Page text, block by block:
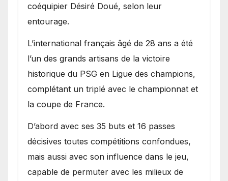
coéquipier Désiré Doué, selon leur
entourage.
L’international français âgé de 28 ans a été
l’un des grands artisans de la victoire
historique du PSG en Ligue des champions,
complétant un triplé avec le championnat et
la coupe de France.
D’abord avec ses 35 buts et 16 passes
décisives toutes compétitions confondues,
mais aussi avec son influence dans le jeu,
capable de permuter avec les milieux de